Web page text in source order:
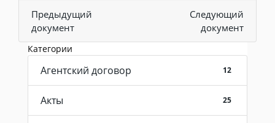
Предыдущий
документ
Следующий
документ
Категории
Агентский договор 12
Акты 25